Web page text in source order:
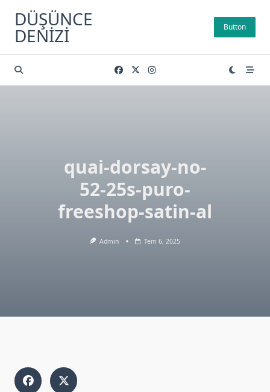
content
DÜŞÜNCE
DENIZI Button
quai-dorsay-no-
52-25s-puro-
freeshop-satin-al
Admin Tem 6, 2025